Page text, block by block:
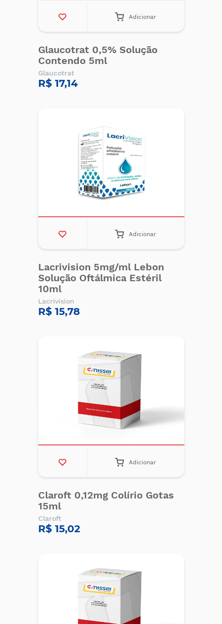
Adicionar
Glaucotrat 0,5% Solução
Contendo 5ml
Glaucotrat
R$ 17,14
Adicionar
Lacrivision 5mg/ml Lebon
Solução Oftálmica Estéril
10ml
Lacrivision
R$ 15,78
Adicionar
Claroft 0,12mg Colírio Gotas
15ml
Claroft
R$ 15,02